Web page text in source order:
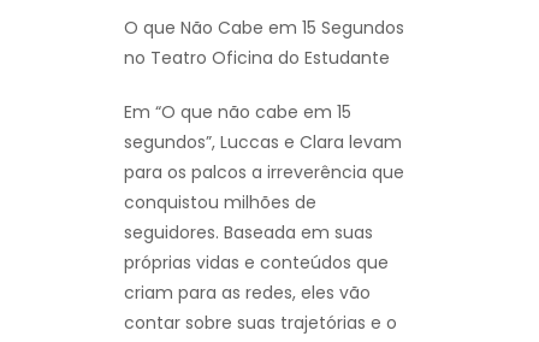
O que Não Cabe em 15 Segundos
no Teatro Oficina do Estudante
Em “O que não cabe em 15
segundos”, Luccas e Clara levam
para os palcos a irreverência que
conquistou milhões de
seguidores. Baseada em suas
próprias vidas e conteúdos que
criam para as redes, eles vão
contar sobre suas trajetórias e o